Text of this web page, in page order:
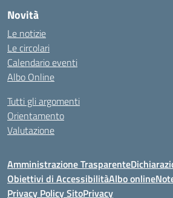
Novità
Le notizie
Le circolari
Calendario eventi
Albo Online
Tutti gli argomenti
Orientamento
Valutazione
Amministrazione Trasparente
Obiettivi di AccessibilitàAlbo online
Privacy Policy SitoPrivacy